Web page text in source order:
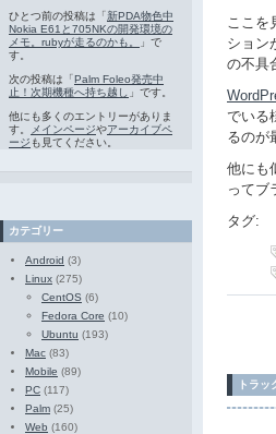
ここを
ション
の不具
でいる
るのが
他にも
ってブ
タグ:
トラッ
ひとつ前の投稿は「新PDA物色中
Nokia E61と705NKの開発環境の
メモ。rubyが走るのかも。
」で
す。
次の投稿は「Palm Foleo発売中
止！次期機種へ持ち越し
」です。
他にも多くのエントリーがありま
す。
メインページやアーカイブペ
ージ も見てください。
カテゴリー
Android (3)
Linux (275)
CentOS (6)
Fedora Core (10)
Ubuntu (193)
Mac (83)
Mobile (89)
PC (117)
Palm (25)
Web (160)